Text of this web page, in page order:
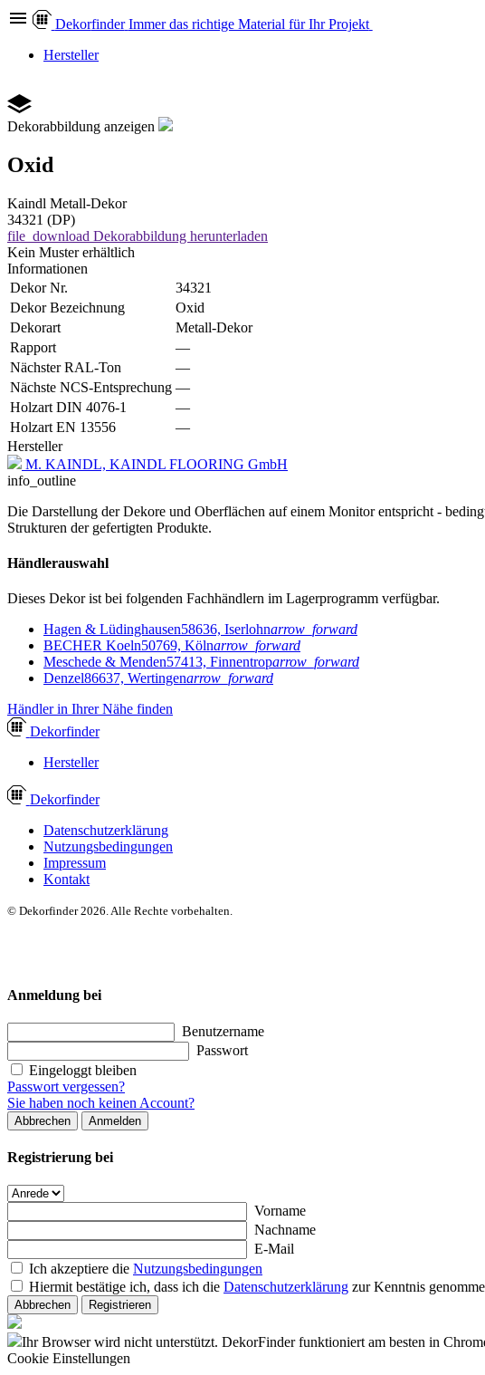
Dekorfinder Immer das richtige Material für Ihr Projekt
Hersteller
Dekorabbildung anzeigen
Oxid
Kaindl Metall-Dekor
34321 (DP)
file_download Dekorabbildung herunterladen
Kein Muster erhältlich
Informationen
Dekor Nr.
34321
Dekor Bezeichnung
Oxid
Dekorart
Metall-Dekor
Rapport
—
Nächster RAL-Ton
—
Nächste NCS-Entsprechung —
Holzart DIN 4076-1
—
Holzart EN 13556
—
Hersteller
M. KAINDL, KAINDL FLOORING GmbH
info_outline
Die Darstellung der Dekore und Oberflächen auf einem Monitor entspricht -
Strukturen der gefertigten Produkte.
Händlerauswahl
Dieses Dekor ist bei folgenden Fachhändlern im Lagerprogramm verfügbar.
Hagen & Lüdinghausen58636, Iserlohnarrow_forward
BECHER Koeln50769, Kölnarrow_forward
Meschede & Menden57413, Finnentroparrow_forward
Denzel86637, Wertingenarrow_forward
Händler in Ihrer Nähe finden
Dekorfinder
Hersteller
Dekorfinder
Datenschutzerklärung
Nutzungsbedingungen
Impressum
Kontakt
© Dekorfinder 2026. Alle Rechte vorbehalten.
Anmeldung bei
Benutzername
Passwort
Eingeloggt bleiben
Passwort vergessen?
Sie haben noch keinen Account?
Abbrechen Anmelden
Registrierung bei
Vorname
Nachname
E-Mail
Ich akzeptiere die Nutzungsbedingungen
Hiermit bestätige ich, dass ich die Datenschutzerklärung zur Kenntnis
Abbrechen Registrieren
Ihr Browser wird nicht unterstützt. DekorFinder funktioniert am besten in
Cookie Einstellungen